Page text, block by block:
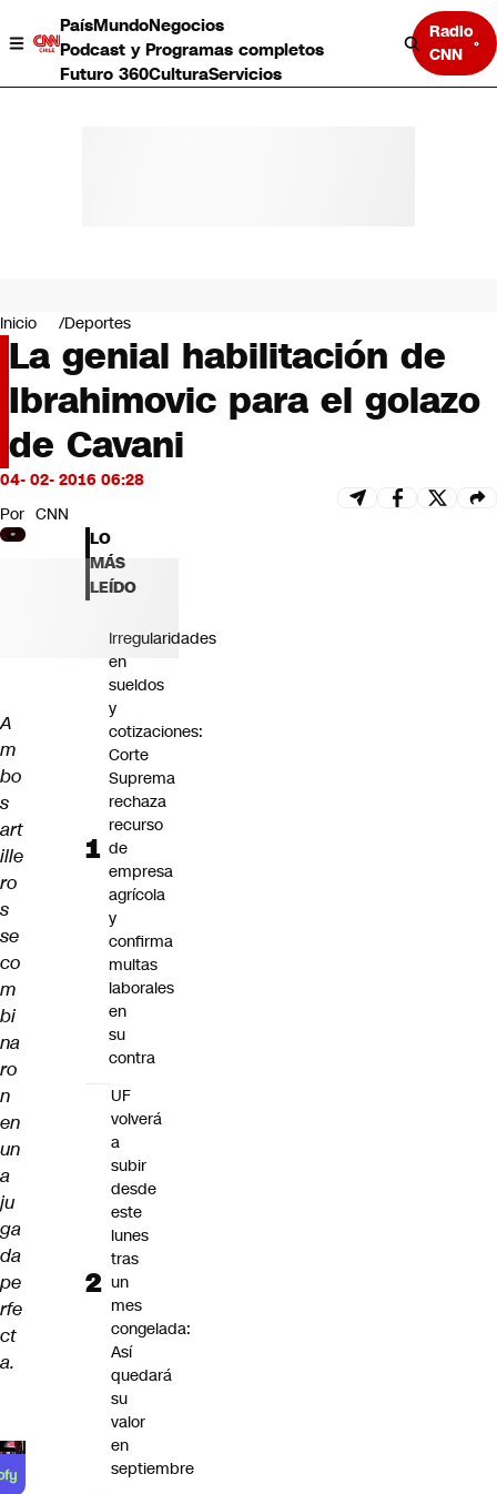
PaísMundoNegocios
Podcast y Programas completos
Futuro 360CulturaServicios
Radio
CNN
Negocios
Deportes
Programas completos
Cultura
Servicios
Bits
CNN tiempo
Futuro 360
Opinión
Inicio Deportes
La genial habilitación de
Ibrahimovic para el golazo
de Cavani
04- 02- 2016 06:28
Por CNN
A
m
bo
s
art
ille
ro
s
se
co
m
bi
na
ro
n
en
un
a
ju
ga
da
pe
rfe
ct
a.
LO
MÁS
LEÍDO
Irregularidades
en
sueldos
y
cotizaciones:
Corte
Suprema
rechaza
recurso
de
empresa
agrícola
y
confirma
multas
laborales
en
su
contra
UF
volverá
a
subir
desde
este
lunes
tras
un
mes
congelada:
Así
quedará
su
valor
en
septiembre